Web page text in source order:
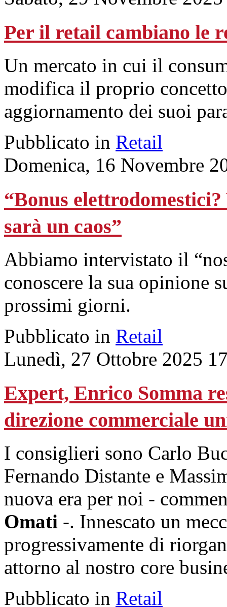
Per il retail cambiano le
Un mercato in cui il
modifica il proprio
aggiornamento dei suoi
Pubblicato in Retail
Domenica, 16 Novembre
“Bonus
sarà un caos”
Abbiamo intervistato il
conoscere la sua opinione
prossimi giorni.
Pubblicato in Retail
Lunedì, 27 Ottobre 2025
Expert, Enrico Somma
direzione commerciale
I consiglieri sono Carlo
Fernando Distante e
nuova era per noi -
Omati -. Innescato un
progressivamente di
attorno al nostro core
Pubblicato in Retail